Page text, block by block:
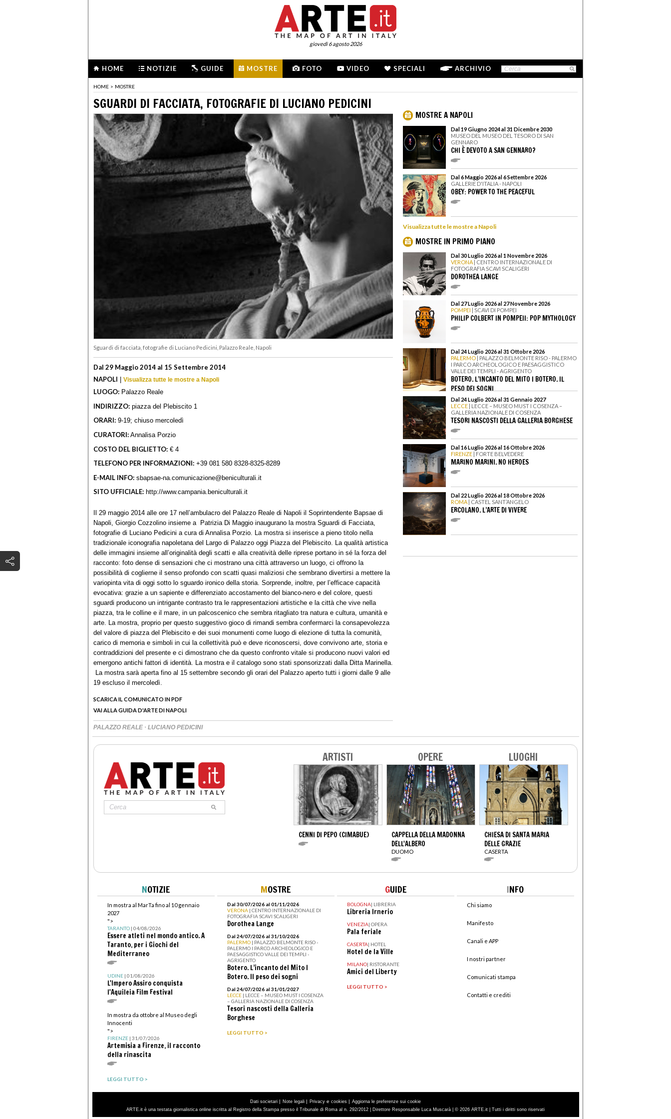
giovedì 6 agosto 2026
HOME NOTIZIE GUIDE MOSTRE FOTO VIDEO SPECIALI ARCHIVIO
HOME > MOSTRE
SGUARDI DI FACCIATA, FOTOGRAFIE DI LUCIANO PEDICINI
Sguardi di facciata, fotografie di Luciano Pedicini, Palazzo Reale, Napoli
Dal 29 Maggio 2014 al 15 Settembre 2014
NAPOLI | Visualizza tutte le mostre a Napoli
LUOGO: Palazzo Reale
INDIRIZZO: piazza del Plebiscito 1
ORARI: 9-19; chiuso mercoledì
CURATORI: Annalisa Porzio
COSTO DEL BIGLIETTO: € 4
TELEFONO PER INFORMAZIONI: +39 081 580 8328-8325-8289
E-MAIL INFO: sbapsae-na.comunicazione@beniculturali.it
SITO UFFICIALE: http://www.campania.beniculturali.it
Il 29 maggio 2014 alle ore 17 nell’ambulacro del Palazzo Reale di Napoli il Soprintendente Bapsae di
Napoli, Giorgio Cozzolino insieme a Patrizia Di Maggio inaugurano la mostra Sguardi di Facciata,
fotografie di Luciano Pedicini a cura di Annalisa Porzio. La mostra si inserisce a pieno titolo nella
tradizionale iconografia napoletana del Largo di Palazzo oggi Piazza del Plebiscito. La qualità artistica
delle immagini insieme all’originalità degli scatti e alla creatività delle riprese portano in sé la forza del
racconto: foto dense di sensazioni che ci mostrano una città attraverso un luogo, ci offrono la
possibilità di coglierne il senso profondo con scatti quasi maliziosi che sembrano divertirsi a mettere la
variopinta vita di oggi sotto lo sguardo ironico della storia. Sorprende, inoltre, per l’efficace capacità
evocativa: grazie a un sapiente e differenziato accostamento del bianco-nero e del colore, questi
sguardi producono un intrigante contrasto tra le rappresentazioni artistiche e la città che vive nella
piazza, tra le colline e il mare, in un palcoscenico che sembra ritagliato tra natura e cultura, umanità e
arte. La mostra, proprio per questo suggestivo gioco di rimandi sembra confermarci la consapevolezza
del valore di piazza del Plebiscito e dei suoi monumenti come luogo di elezione di tutta la comunità,
carico di memoria e simboli in cui la collettività può e deve riconoscersi, dove convivono arte, storia e
contraddizioni del presente e ci dimostrano che da questo confronto vitale si producono nuovi valori ed
emergono antichi fattori di identità. La mostra e il catalogo sono stati sponsorizzati dalla Ditta Marinella.
La mostra sarà aperta fino al 15 settembre secondo gli orari del Palazzo aperto tutti i giorni dalle 9 alle
19 escluso il mercoledì.
SCARICA IL COMUNICATO IN PDF
VAI ALLA GUIDA D'ARTE DI NAPOLI
PALAZZO REALE · LUCIANO PEDICINI
MOSTRE A NAPOLI
Dal 19 Giugno 2024 al 31 Dicembre 2030
MUSEO DEL MUSEO DEL TESORO DI SAN
GENNARO
CHI È DEVOTO A SAN GENNARO?
Dal 6 Maggio 2026 al 6 Settembre 2026
GALLERIE D'ITALIA - NAPOLI
OBEY: POWER TO THE PEACEFUL
Visualizza tutte le mostre a Napoli
MOSTRE IN PRIMO PIANO
Dal 30 Luglio 2026 al 1 Novembre 2026
VERONA | CENTRO INTERNAZIONALE DI
FOTOGRAFIA SCAVI SCALIGERI
DOROTHEA LANGE
Dal 27 Luglio 2026 al 27 Novembre 2026
POMPEI | SCAVI DI POMPEI
PHILIP COLBERT IN POMPEII: POP MYTHOLOGY
Dal 24 Luglio 2026 al 31 Ottobre 2026
PALERMO | PALAZZO BELMONTE RISO - PALERMO
I PARCO ARCHEOLOGICO E PAESAGGISTICO
VALLE DEI TEMPLI - AGRIGENTO
BOTERO. L’INCANTO DEL MITO I BOTERO. IL
PESO DEI SOGNI
Dal 24 Luglio 2026 al 31 Gennaio 2027
LECCE | LECCE – MUSEO MUST I COSENZA –
GALLERIA NAZIONALE DI COSENZA
TESORI NASCOSTI DELLA GALLERIA BORGHESE
Dal 16 Luglio 2026 al 16 Ottobre 2026
FIRENZE | FORTE BELVEDERE
MARINO MARINI. NO HEROES
Dal 22 Luglio 2026 al 18 Ottobre 2026
ROMA | CASTEL SANT’ANGELO
ERCOLANO. L’ARTE DI VIVERE
ARTISTI
CENNI DI PEPO (CIMABUE)
OPERE
CAPPELLA DELLA MADONNA
DELL'ALBERO
DUOMO
LUOGHI
CHIESA DI SANTA MARIA
DELLE GRAZIE
CASERTA
NOTIZIE
In mostra al MarTa fino al 10 gennaio
2027
">
TARANTO| 04/08/2026
Essere atleti nel mondo antico. A
Taranto, per i Giochi del
Mediterraneo
UDINE| 01/08/2026
L'Impero Assiro conquista
l'Aquileia Film Festival
In mostra da ottobre al Museo degli
Innocenti
">
FIRENZE| 31/07/2026
Artemisia a Firenze, il racconto
della rinascita
LEGGI TUTTO >
MOSTRE
Dal 30/07/2026 al 01/11/2026
VERONA | CENTRO INTERNAZIONALE DI
FOTOGRAFIA SCAVI SCALIGERI
Dorothea Lange
Dal 24/07/2026 al 31/10/2026
PALERMO | PALAZZO BELMONTE RISO -
PALERMO I PARCO ARCHEOLOGICO E
PAESAGGISTICO VALLE DEI TEMPLI -
AGRIGENTO
Botero. L’incanto del Mito I
Botero. Il peso dei sogni
Dal 24/07/2026 al 31/01/2027
LECCE | LECCE – MUSEO MUST I COSENZA
– GALLERIA NAZIONALE DI COSENZA
Tesori nascosti della Galleria
Borghese
LEGGI TUTTO >
GUIDE
BOLOGNA| LIBRERIA
Libreria Irnerio
VENEZIA| OPERA
Pala feriale
CASERTA| HOTEL
Hotel de la Ville
MILANO| RISTORANTE
Amici del Liberty
LEGGI TUTTO >
INFO
Chi siamo
Manifesto
Canali e APP
I nostri partner
Comunicati stampa
Contatti e crediti
Dati societari | Note legali | Privacy e cookies | Aggiorna le preferenze sui cookie
ARTE.it è una testata giornalistica online iscritta al Registro della Stampa presso il Tribunale di Roma al n. 292/2012 | Direttore Responsabile Luca Muscarà | © 2026 ARTE.it | Tutti i diritti sono riservati